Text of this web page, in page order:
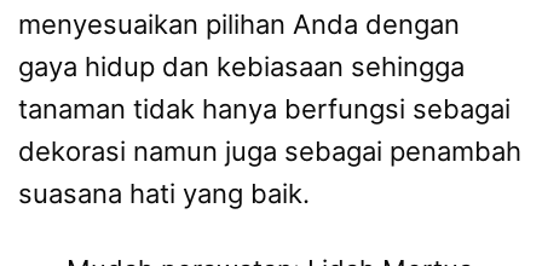
menyesuaikan pilihan Anda dengan
gaya hidup dan kebiasaan sehingga
tanaman tidak hanya berfungsi sebagai
dekorasi namun juga sebagai penambah
suasana hati yang baik.